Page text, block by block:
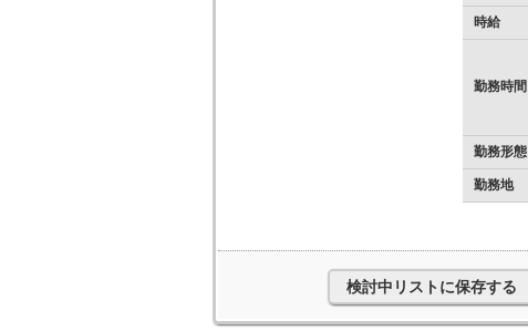
時給
勤務時間
勤務形態
勤務地
検討中リストに保存する